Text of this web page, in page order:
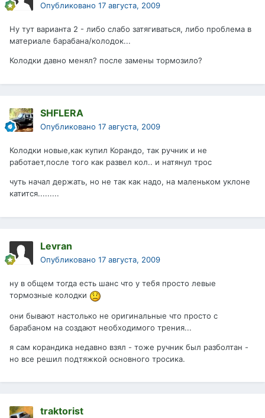
Опубликовано 17 августа, 2009
Ну тут варианта 2 - либо слабо затягиваться, либо проблема в
материале барабана/колодок...
Колодки давно менял? после замены тормозило?
SHFLERA
Опубликовано 17 августа, 2009
Колодки новые,как купил Корандо, так ручник и не
работает,после того как развел кол.. и натянул трос
чуть начал держать, но не так как надо, на маленьком уклоне
катится.........
Levran
Опубликовано 17 августа, 2009
ну в общем тогда есть шанс что у тебя просто левые
тормозные колодки
они бывают настолько не оригинальные что просто с
барабаном на создают необходимого трения...
я сам корандика недавно взял - тоже ручник был разболтан -
но все решил подтяжкой основного тросика.
traktorist